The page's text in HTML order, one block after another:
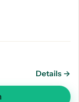
Details →